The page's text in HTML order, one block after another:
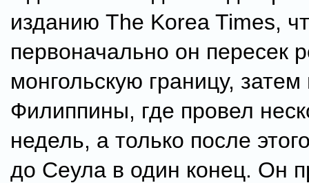
изданию The Korea Times,
первоначально он пересек
монгольскую границу,
Филиппины, где провел
недель, а только после
до Сеула в один конец. Он